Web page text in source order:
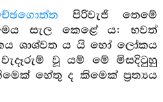
පිරිවැජි තෙමේ
සැල කෙළේ ය: භවත්
ශාශ්වත ය යි හෝ ලෝකය
වූ යම් මේ මිසදිටුහු
හේතු ද කිමෙක් ප්‍රත්‍යය